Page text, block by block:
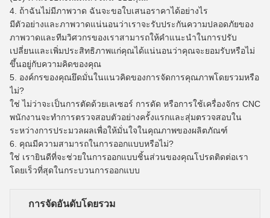
4. ถ้าฉันไม่มีภาพวาด ฉันจะขอใบเสนอราคาได้อย่างไร
มีตัวอย่างและภาพวาดแน่นอนว่าเราจะรับประกันความปลอดภัยของ
ภาพวาดและทีมวิศวกรของเราสามารถให้คำแนะนำในการปรับ
เปลี่ยนและเพิ่มประสิทธิภาพแก่คุณได้แน่นอนว่าคุณจะยอมรับหรือไม่
ขึ้นอยู่กับความคิดของคุณ
5. องค์กรของคุณยึดมั่นในแนวคิดของการจัดการคุณภาพโดยรวมหรือ
ไม่?
ใช่ ไม่ว่าจะเป็นการตัดด้วยเลเซอร์ การดัด หรือการใช้เครื่องจักร CNC
พนักงานจะทำการตรวจสอบตัวอย่างครั้งแรกและสุ่มตรวจสอบใน
ระหว่างการประมวลผลเพื่อให้มั่นใจในคุณภาพของผลิตภัณฑ์
6. คุณมีความสามารถในการออกแบบหรือไม่?
ใช่ เรายินดีที่จะช่วยในการออกแบบชิ้นส่วนของคุณโปรดติดต่อเรา
โดยเร็วที่สุดในกระบวนการออกแบบ
การจัดอันดับโดยรวม